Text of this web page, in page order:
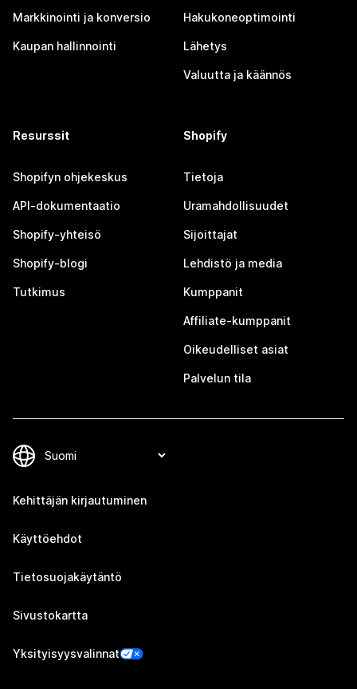
Markkinointi ja konversio
Kaupan hallinnointi
Hakukoneoptimointi
Lähetys
Valuutta ja käännös
Resurssit
Shopifyn ohjekeskus
API-dokumentaatio
Shopify-yhteisö
Shopify-blogi
Tutkimus
Shopify
Tietoja
Uramahdollisuudet
Sijoittajat
Lehdistö ja media
Kumppanit
Affiliate-kumppanit
Oikeudelliset asiat
Palvelun tila
Kehittäjän kirjautuminen
Käyttöehdot
Tietosuojakäytäntö
Sivustokartta
Yksityisyysvalinnat